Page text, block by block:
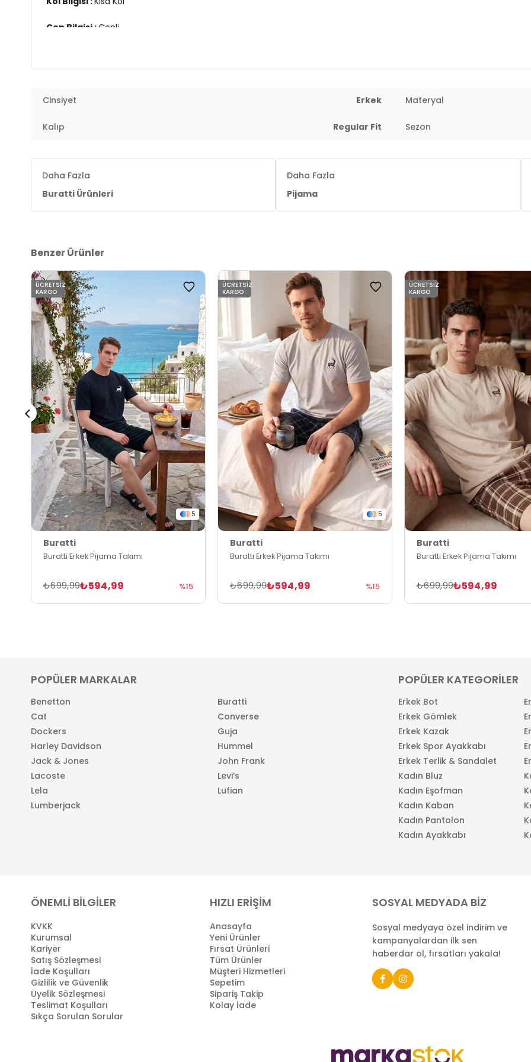
Cep Bilgisi :Cepli
Üretim Yeri :
Cinsiyet Erkek Materyal
Kalıp Regular Fit Sezon
Daha Fazla
Buratti Ürünleri
Daha Fazla
Pijama
Benzer Ürünler
5
Buratti
Buratti Erkek Pijama Takımı
₺594,99
₺699,99 %15
ÜCRETSIZ
KARGO
5
Buratti
Buratti Erkek Pijama Takımı
₺594,99
₺699,99 %15
ÜCRETSIZ
KARGO
Buratti
Buratti Erkek Pijama Takımı
₺594,99
₺699,99
ÜCRETSIZ
KARGO
POPÜLER MARKALAR
Benetton
Buratti
Cat
Converse
Dockers
Guja
Harley Davidson
Hummel
Jack & Jones
John Frank
Lacoste
Levi’s
Lela
Lufian
Lumberjack
POPÜLER KATEGORİLER
Erkek Bot
Erkek Gömlek
Erkek Kazak
Erkek Spor Ayakkabı
Erkek Terlik & Sandalet
Kadın Bluz
Kadın Eşofman
Kadın Kaban
Kadın Pantolon
Kadın Ayakkabı
ÖNEMLİ BİLGİLER
KVKK
Kurumsal
Kariyer
Satış Sözleşmesi
İade Koşulları
Gizlilik ve Güvenlik
Üyelik Sözleşmesi
Teslimat Koşulları
Sıkça Sorulan Sorular
HIZLI ERİŞİM
Anasayfa
Yeni Ürünler
Fırsat Ürünleri
Tüm Ürünler
Müşteri Hizmetleri
Sepetim
Sipariş Takip
Kolay İade
SOSYAL MEDYADA BİZ
Sosyal medyaya özel indirim ve
kampanyalardan ilk sen
haberdar ol, fırsatları yakala!